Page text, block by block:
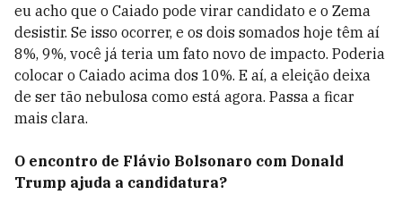
eu acho que o Caiado pode virar candidato e o Zema
desistir. Se isso ocorrer, e os dois somados hoje têm aí
8%, 9%, você já teria um fato novo de impacto. Poderia
colocar o Caiado acima dos 10%. E aí, a eleição deixa
de ser tão nebulosa como está agora. Passa a ficar
mais clara.
O encontro de Flávio Bolsonaro com Donald
Trump ajuda a candidatura?